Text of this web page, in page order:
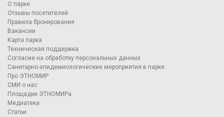
О парке
Отзывы посетителей
Правила бронирования
Вакансии
Карта парка
Техническая поддержка
Согласие на обработку персональных данных
Санитарно-эпидемиологические мероприятия в парке
Про ЭТНОМИР
СМИ о нас
Площадки ЭТНОМИРа
Медиатека
Статьи